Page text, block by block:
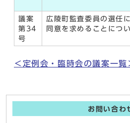
議案
第34
号
広陵町監査委員の選任
同意を求めることにつ
＜定例会・臨時会の議案一覧
お問い合わ